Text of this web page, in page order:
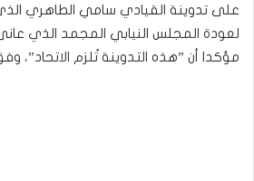
على تدوينة القيادي سامي الطاهري الذي
لعودة المجلس النيابي المجمد الذي عانى
مؤكدا أن ”هذه التدوينة تُلزم الاتحاد”،